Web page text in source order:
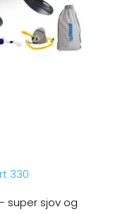
330
super sjov og